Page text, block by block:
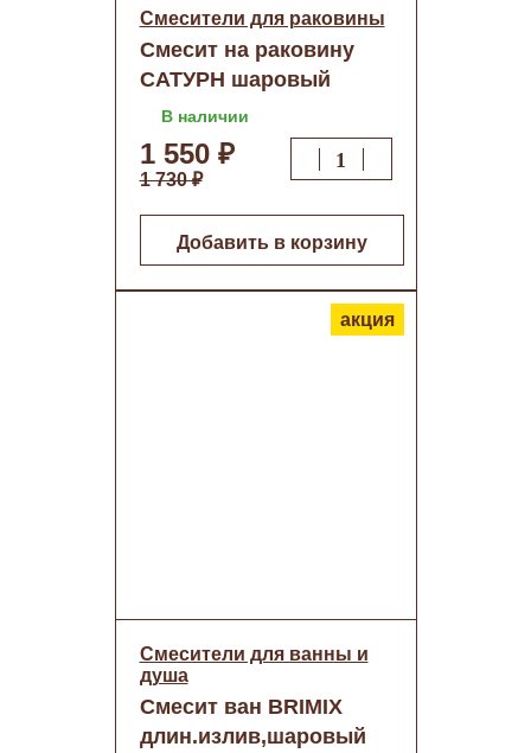
Смесители для раковины
Смесит на раковину
САТУРН шаровый
48013
В наличии
1 550 ₽
1 730 ₽
Добавить в корзину
акция
Смесители для ванны и
душа
Смесит ван BRIMIX
длин.излив,шаровый